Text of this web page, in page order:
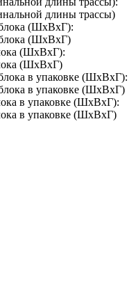
длины трассы)
блока (ШxВxГ):
блока (ШxВxГ)
(ШxВxГ):
(ШxВxГ)
в упаковке (ШxВxГ):
в упаковке (ШxВxГ)
в упаковке (ШxВxГ):
в упаковке (ШxВxГ)